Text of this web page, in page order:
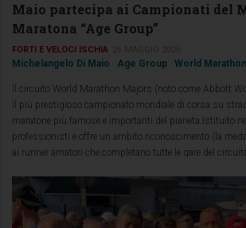
Maio partecipa ai Campionati del
Maratona “Age Group”
FORTI E VELOCI ISCHIA
Michelangelo Di Maio Age Group World
Il circuito World Marathon Majors (noto come Abbott
il più prestigioso campionato mondiale di corsa su
maratone più famose e importanti del pianeta.Istituito
professionisti e offre un ambito riconoscimento (la
ai runner amatori che completano tutte le gare del